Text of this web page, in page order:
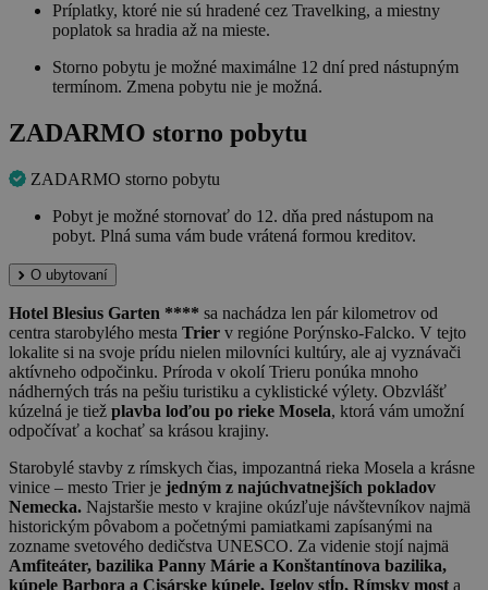
Príplatky, ktoré nie sú hradené cez Travelking, a miestny
poplatok sa hradia až na mieste.
Storno pobytu je možné maximálne 12 dní pred nástupným
termínom. Zmena pobytu nie je možná.
ZADARMO storno pobytu
ZADARMO storno pobytu
Pobyt je možné stornovať do 12. dňa pred nástupom na
pobyt. Plná suma vám bude vrátená formou kreditov.
O ubytovaní
Hotel Blesius Garten **** sa nachádza len pár kilometrov od
centra starobylého mesta Trier v regióne Porýnsko-Falcko. V tejto
lokalite si na svoje prídu nielen milovníci kultúry, ale aj vyznávači
aktívneho odpočinku. Príroda v okolí Trieru ponúka mnoho
nádherných trás na pešiu turistiku a cyklistické výlety. Obzvlášť
kúzelná je tiež plavba loďou po rieke Mosela, ktorá vám umožní
odpočívať a kochať sa krásou krajiny.
Starobylé stavby z rímskych čias, impozantná rieka Mosela a krásne
vinice – mesto Trier je jedným z najúchvatnejších pokladov
Nemecka. Najstaršie mesto v krajine okúzľuje návštevníkov najmä
historickým pôvabom a početnými pamiatkami zapísanými na
zozname svetového dedičstva UNESCO. Za videnie stojí najmä
Amfiteáter, bazilika Panny Márie a Konštantínova bazilika,
kúpele Barbora a Cisárske kúpele, Igelov stĺp, Rímsky most a